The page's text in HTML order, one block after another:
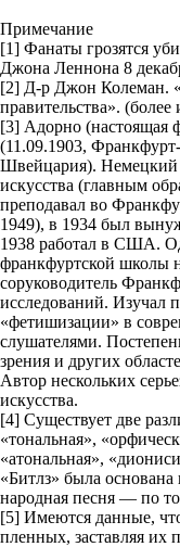
Примечание
[1] Фанаты грозятся
Джона Леннона 8
[2] Д-р Джон Колеман.
правительства».
[3] Адорно (настоящая
(11.09.1903,
Швейцария). Немецкий
искусства (главным
преподавал во
1949), в 1934 был
1938 работал в США.
франкфуртской школы
соруководитель
исследований. Изучал
«фетишизации» в
слушателями.
зрения и других
Автор нескольких
искусства.
[4] Существует две
«тональная»,
«атональная»,
«Битлз» была
народная песня — по
[5] Имеются данные,
пленных, заставляя их